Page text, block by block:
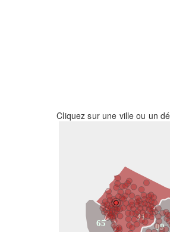
Cliquez sur une ville ou un
31
09
65